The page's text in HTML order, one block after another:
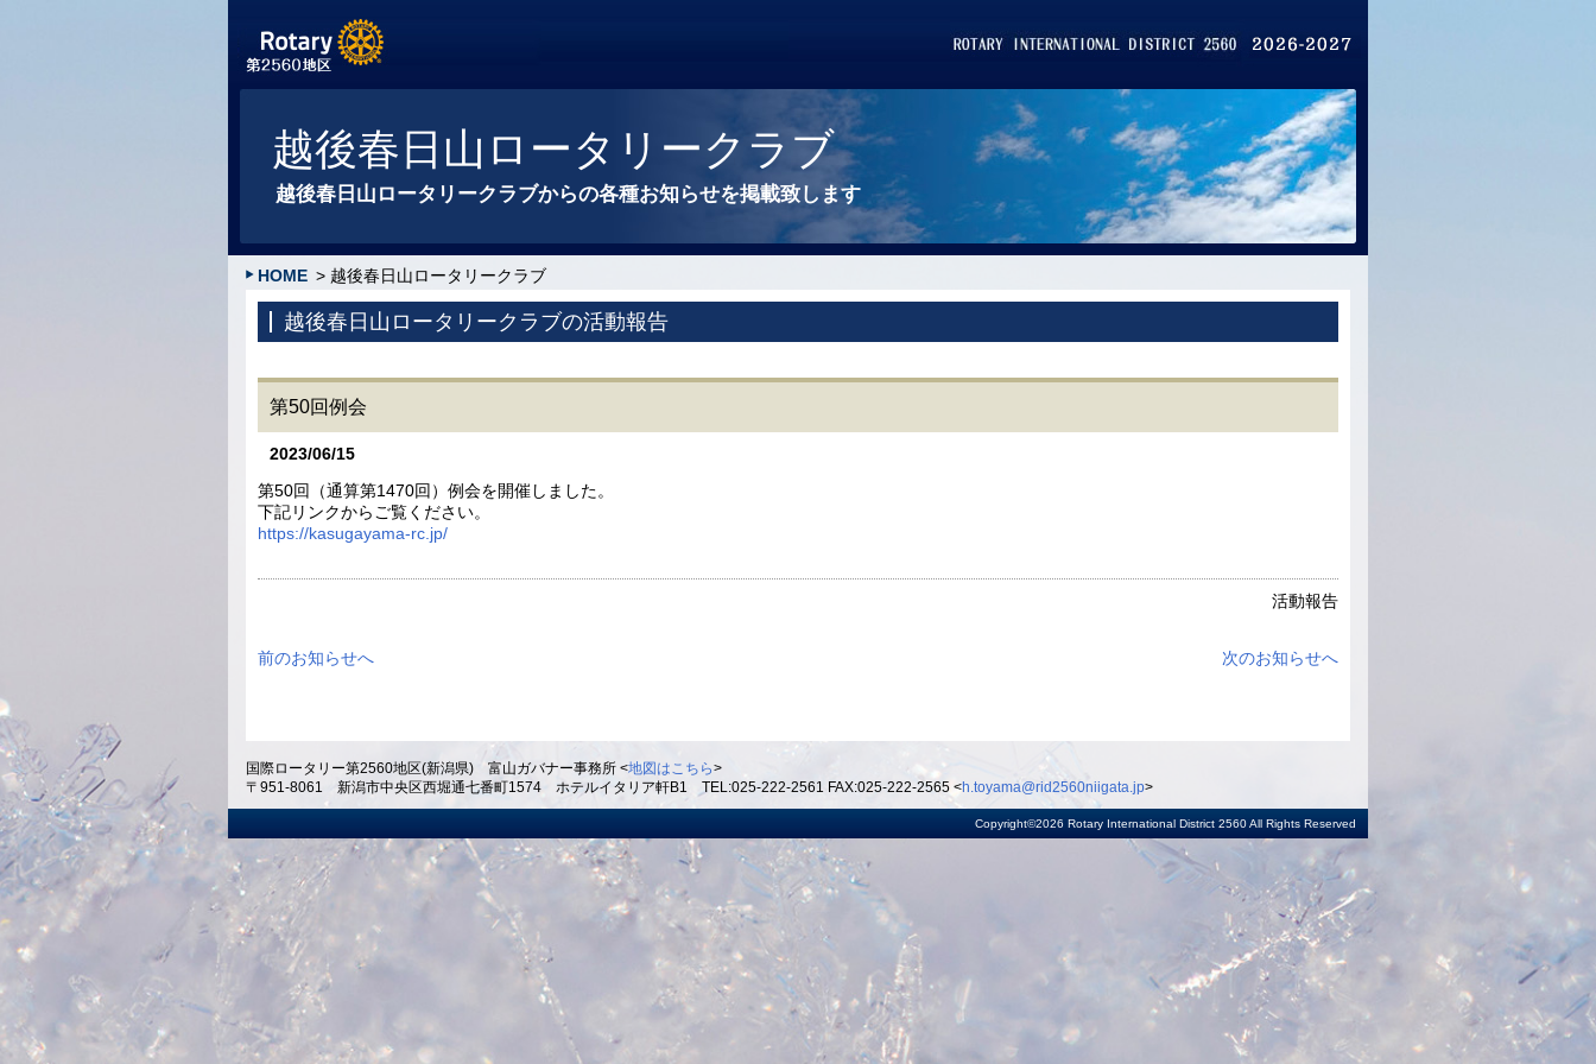
越後春日山ロータリークラブ
越後春日山ロータリークラブからの各種お知らせを掲載致します
HOME > 越後春日山ロータリークラブ
越後春日山ロータリークラブの活動報告
第50回例会
2023/06/15
第50回（通算第1470回）例会を開催しました。
下記リンクからご覧ください。
https://kasugayama-rc.jp/
活動報告
前のお知らせへ 次のお知らせへ
国際ロータリー第2560地区(新潟県) 富山ガバナー事務所 <地図はこちら>
〒951-8061 新潟市中央区西堀通七番町1574 ホテルイタリア軒B1 TEL:025-222-2561 FAX:025-222-2565 <h.toyama@rid2560niigata.jp>
Copyright©2026 Rotary International District 2560 All Rights Reserved